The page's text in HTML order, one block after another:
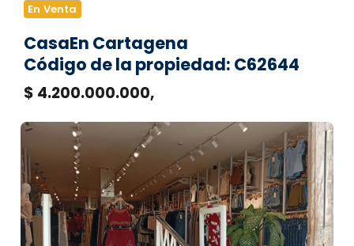
En Venta
CasaEn Cartagena
Código de la propiedad: C62644
$ 4.200.000.000,